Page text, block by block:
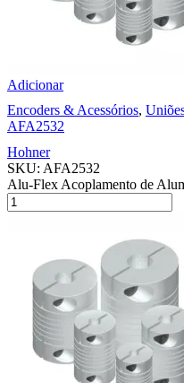
Adicionar
Encoders & Acessórios,
AFA2532
Hohner
SKU: AFA2532
Alu-Flex Acoplamento de